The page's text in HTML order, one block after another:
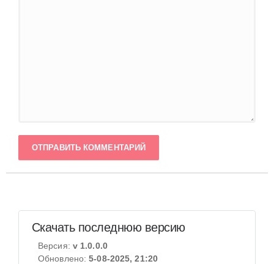
ОТПРАВИТЬ КОММЕНТАРИЙ
Скачать последнюю версию
Версия: v 1.0.0.0
Обновлено:5-08-2025, 21:20